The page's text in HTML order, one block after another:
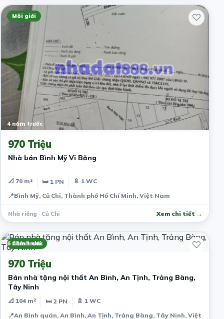
Môi giới
4 năm trước
970 Triệu
Nhà bán Bình Mỹ Vi Bằng
📐 70 m² 🛏 1 PN
🚿 1 WC
📍Bình Mỹ, Củ Chi, Thành phố Hồ Chí Minh, Việt Nam
Nhà riêng · Củ Chi Xem chi tiết →
Chính chủ
6 năm trước
970 Triệu
Bán nhà tặng nội thất An Bình, An Tịnh, Trảng Bàng,
Tây Ninh
📐 104 m² 🛏 2 PN
🚿 1 WC
📍An Bình quán, An Bình, An Tịnh, Trảng Bàng, Tây Ninh, Việt Nam